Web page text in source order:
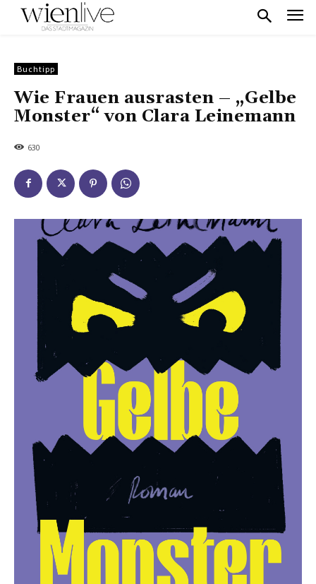
Buchtipp
Wie Frauen ausrasten – „Gelbe
Monster“ von Clara Leinemann
630